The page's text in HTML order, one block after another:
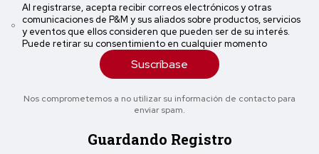
Al registrarse, acepta recibir correos electrónicos y otras
comunicaciones de P&M y sus aliados sobre productos, servicios
y eventos que ellos consideren que pueden ser de su interés.
Puede retirar su consentimiento en cualquier momento
Suscríbase
Nos comprometemos a no utilizar su información de contacto para
enviar spam.
Guardando Registro